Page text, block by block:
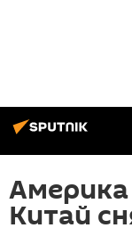
Китай